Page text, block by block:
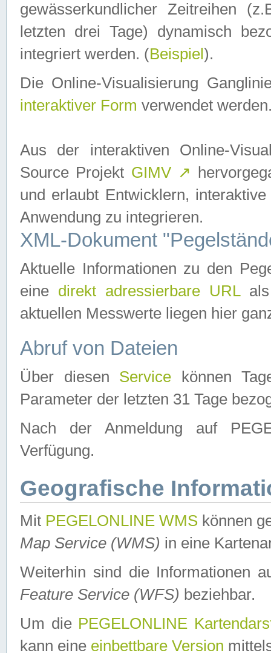
gewässerkundlicher Zeitreihen
letzten drei Tage) dynamisch
integriert werden. (Beispiel ).
Die Online-Visualisierung
interaktiver Form verwendet
Aus der interaktiven Online-
Source Projekt GIMV ↗
und erlaubt Entwicklern,
Anwendung zu integrieren.
XML-Dokument
Aktuelle Informationen zu den
eine direkt adressierbare URLals
aktuellen Messwerte liegen hier
Abruf von Dateien
Über diesen Service können
Parameter der letzten 31 Tage
Nach der Anmeldung auf
Verfügung.
Geografische
Mit PEGELONLINE WMS können
Map Service (WMS) in eine
Weiterhin sind die Informationen
Feature Service (WFS) beziehbar.
Um die PEGELONLINE
kann eine einbettbare Version